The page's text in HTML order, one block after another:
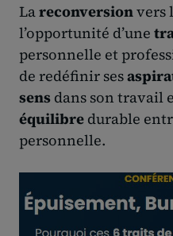
Lareconversionvers
l’opportunité d’une
personnelle et
de redéfinir ses
sens dans son travail
équilibre durable
personnelle.